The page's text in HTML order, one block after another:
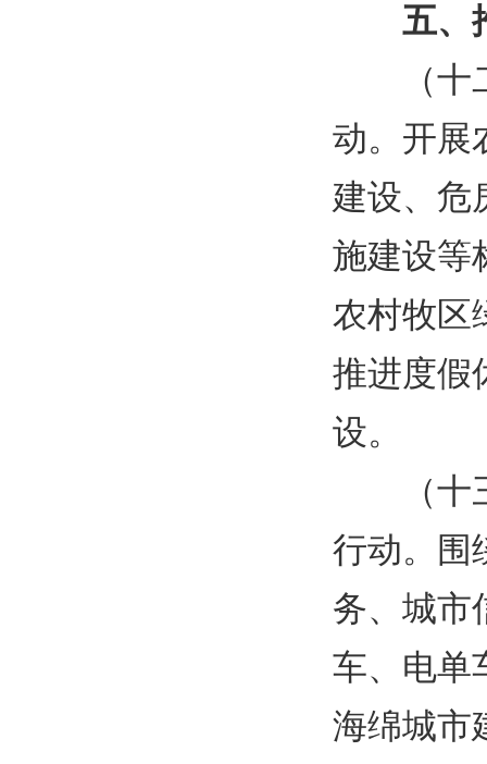
五、
（
动。开展
建设、危
施建设等
农村牧区
推进度假
设。
（
行动。围
务、城市
车、电单
海绵城市